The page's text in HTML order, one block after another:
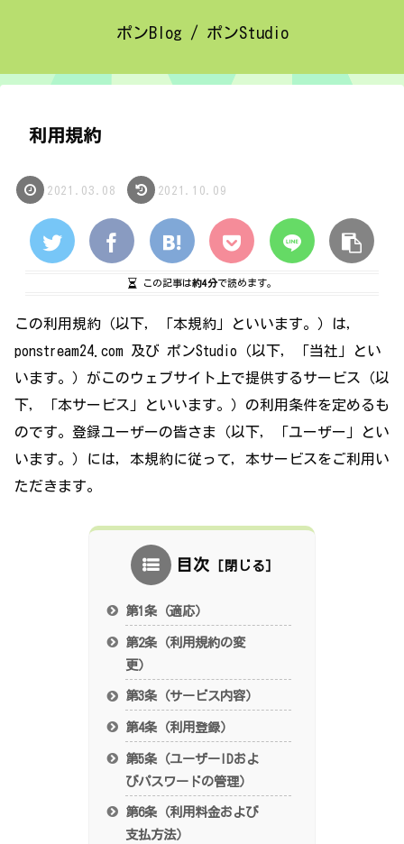
ポンBlog / ポンStudio
利用規約
2021.03.08 2021.10.09
この記事は約4分で読めます。
この利用規約（以下，「本規約」といいます。）は，
ponstream24.com 及び ポンStudio（以下，「当社」とい
います。）がこのウェブサイト上で提供するサービス（以
下，「本サービス」といいます。）の利用条件を定めるも
のです。登録ユーザーの皆さま（以下，「ユーザー」とい
います。）には，本規約に従って，本サービスをご利用い
ただきます。
目次
第1条（適応）
第2条（利用規約の変
更）
第3条（サービス内容）
第4条（利用登録）
第5条（ユーザーIDおよ
びパスワードの管理）
第6条（利用料金および
支払方法）